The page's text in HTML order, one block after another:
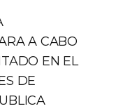
A CABO
EN EL
DE